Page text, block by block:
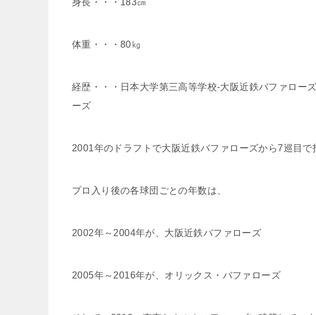
身長・・・183㎝
体重・・・80㎏
経歴・・・日本大学第三高等学校‐大阪近鉄バファロー
ーズ
2001年のドラフトで大阪近鉄バファローズから7巡目で
プロ入り後の各球団ごとの年数は、
2002年～2004年が、大阪近鉄バファローズ
2005年～2016年が、オリックス・バファローズ